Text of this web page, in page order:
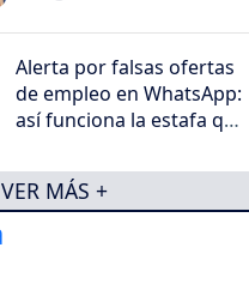
Alerta por falsas ofertas
de empleo en WhatsApp:
así funciona la estafa que
VER MÁS +